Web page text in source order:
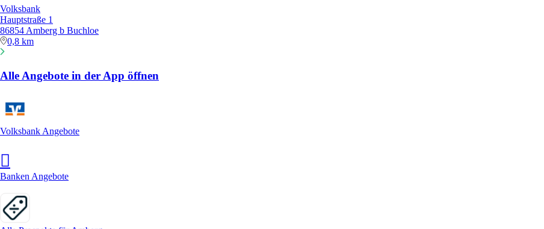
Volksbank
Hauptstraße 1
86854 Amberg b Buchloe
0,8 km
Alle Angebote in der App öffnen
Volksbank Angebote
Banken Angebote